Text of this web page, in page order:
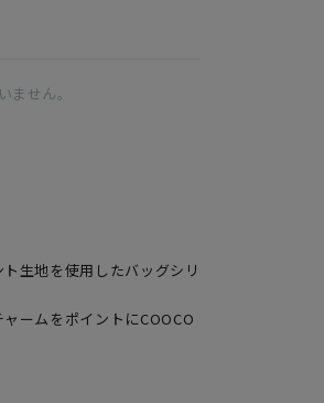
せん。
生地を使用したバッグシリ
ームをポイントにCOOCO